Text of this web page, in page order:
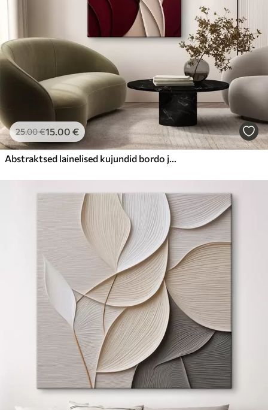
25.00€15.00 €
Abstraktsed lainelised kujundid bordo ja kreemika toonides, kihilised tekstuurid